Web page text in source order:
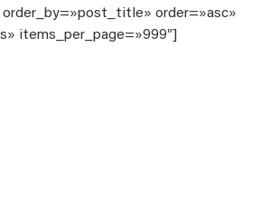
order_by=»post_title» order=»asc»
items_per_page=»999″]